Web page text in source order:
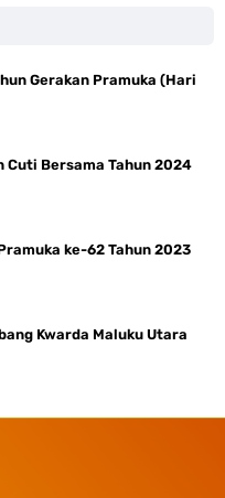
Gerakan Pramuka (Hari
Bersama Tahun 2024
ke-62 Tahun 2023
Kwarda Maluku Utara